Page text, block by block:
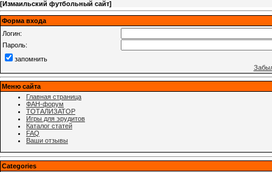
[Измаильский футбольный сайт]
Форма входа
Логин:
Пароль:
запомнить
Меню сайта
Главная страница
ФАН-форум
ТОТАЛИЗАТОР
Игры для эрудитов
Каталог статей
FAQ
Ваши отзывы
Categories